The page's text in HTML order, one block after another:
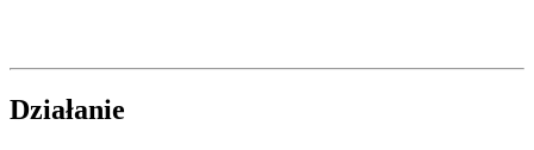
Działanie